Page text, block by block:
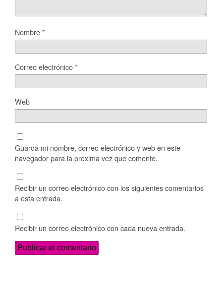
Nombre*
Correo electrónico*
Web
Guarda mi nombre, correo electrónico y web en este
navegador para la próxima vez que comente.
Recibir un correo electrónico con los siguientes comentarios
a esta entrada.
Recibir un correo electrónico con cada nueva entrada.